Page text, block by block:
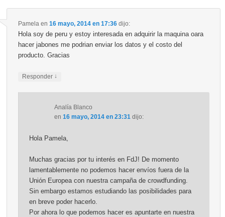
Pamelaen 16 mayo, 2014 en 17:36 dijo:
Hola soy de peru y estoy interesada en adquirir la maquina oara
hacer jabones me podrian enviar los datos y el costo del
producto. Gracias
Responder ↓
Analía Blanco
en 16 mayo, 2014 en 23:31 dijo:
Hola Pamela,
Muchas gracias por tu interés en FdJ! De momento
lamentablemente no podemos hacer envíos fuera de la
Unión Europea con nuestra campaña de crowdfunding.
Sin embargo estamos estudiando las posibilidades para
en breve poder hacerlo.
Por ahora lo que podemos hacer es apuntarte en nuestra